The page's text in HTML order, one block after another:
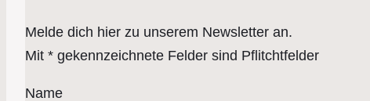
Melde dich hier zu unserem Newsletter an.
Mit * gekennzeichnete Felder sind Pflitchtfelder
Name